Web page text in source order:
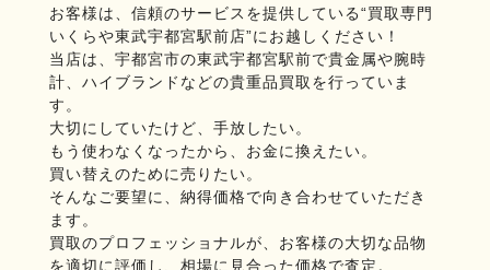
お客様は、信頼のサービスを提供している“買取専門
いくらや東武宇都宮駅前店”にお越しください！
当店は、宇都宮市の東武宇都宮駅前で貴金属や腕時
計、ハイブランドなどの貴重品買取を行っていま
す。
大切にしていたけど、手放したい。
もう使わなくなったから、お金に換えたい。
買い替えのために売りたい。
そんなご要望に、納得価格で向き合わせていただき
ます。
買取のプロフェッショナルが、お客様の大切な品物
を適切に評価し、相場に見合った価格で査定。